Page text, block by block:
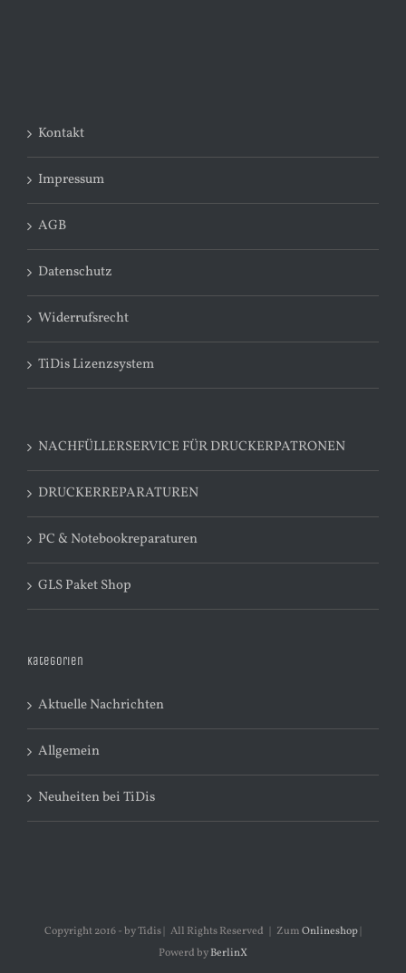
Kontakt
Impressum
AGB
Datenschutz
Widerrufsrecht
TiDis Lizenzsystem
NACHFÜLLERSERVICE FÜR DRUCKERPATRONEN
DRUCKERREPARATUREN
PC & Notebookreparaturen
GLS Paket Shop
Kategorien
Aktuelle Nachrichten
Allgemein
Neuheiten bei TiDis
Copyright 2016 - by Tidis | All Rights Reserved | ZumOnlineshop
Powerd byBerlinX